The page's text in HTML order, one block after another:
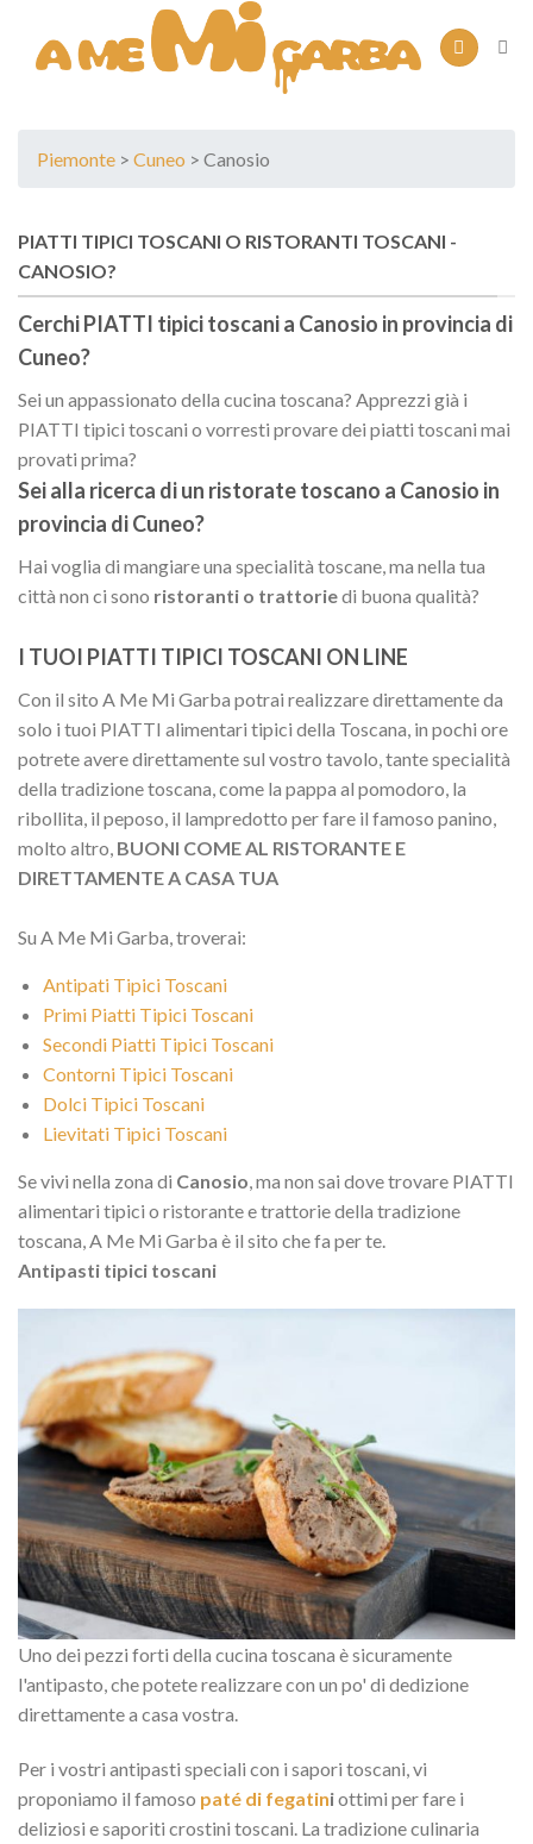
content
Piemonte > Cuneo > Canosio
PIATTI TIPICI TOSCANI O RISTORANTI TOSCANI -
CANOSIO?
Cerchi PIATTI tipici toscani a Canosio in provincia di
Cuneo?
Sei un appassionato della cucina toscana? Apprezzi già i
PIATTI tipici toscani o vorresti provare dei piatti toscani mai
provati prima?
Sei alla ricerca di un ristorate toscano a Canosio in
provincia diCuneo?
Hai voglia di mangiare una specialità toscane, ma nella tua
città non ci sono ristoranti o trattoriedi buona qualità?
I TUOI PIATTI TIPICI TOSCANI ON LINE
Con il sito A Me Mi Garba potrai realizzare direttamente da
solo i tuoi PIATTI alimentari tipici della Toscana, in pochi ore
potrete avere direttamente sul vostro tavolo, tante specialità
della tradizione toscana, come la pappa al pomodoro, la
ribollita, il peposo, il lampredotto per fare il famoso panino,
molto altro, BUONI COME AL RISTORANTE E
DIRETTAMENTE A CASA TUA
Su A Me Mi Garba, troverai:
Antipati Tipici Toscani
Primi Piatti Tipici Toscani
Secondi Piatti Tipici Toscani
Contorni Tipici Toscani
Dolci Tipici Toscani
Lievitati Tipici Toscani
Se vivi nella zona di Canosio , ma non sai dove trovare PIATTI
alimentari tipici o ristorante e trattorie della tradizione
toscana, A Me Mi Garba è il sito che fa per te.
Antipasti tipici toscani
Uno dei pezzi forti della cucina toscana è sicuramente
l'antipasto, che potete realizzare con un po' di dedizione
direttamente a casa vostra.
Per i vostri antipasti speciali con i sapori toscani, vi
proponiamo il famoso paté di fegatiniottimi per fare i
deliziosi e saporiti crostini toscani. La tradizione culinaria